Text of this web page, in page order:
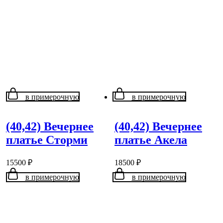
в примерочную
(40,42) Вечернее
платье Сторми
15500 ₽
в примерочную
в примерочную
(40,42) Вечернее
платье Акела
18500 ₽
в примерочную